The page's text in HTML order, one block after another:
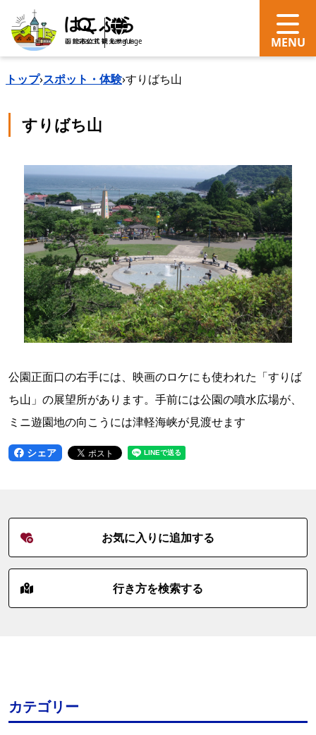
search Language
トップ›スポット・体験›すりばち山
すりばち山
公園正面口の右手には、映画のロケにも使われた「すりば
ち山」の展望所があります。手前には公園の噴水広場が、
ミニ遊園地の向こうには津軽海峡が見渡せます
シェア
お気に入りに追加する
行き方を検索する
カテゴリー